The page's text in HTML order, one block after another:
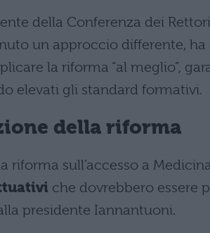
della Conferenza dei
un approccio differente,
la riforma “al meglio”,
elevati gli standard formativi.
della riforma
riforma sull’accesso a
che dovrebbero essere
presidente Iannantuoni.